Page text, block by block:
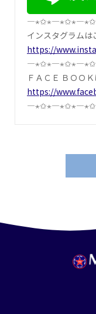
インスタグラム
https://
ＦＡＣＥ ＢＯＯ
https://